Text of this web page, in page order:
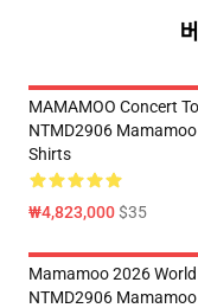
MAMAMOO Concert
NTMD2906 Mamamoo
Shirts
₩4,823,000$35
Mamamoo 2026
NTMD2906 Mamamoo